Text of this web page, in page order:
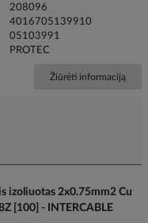
208096
4016705139910
05103991
PROTEC
Žiūrėti informaciją
izoliuotas 2x0.75mm2 Cu
[100] - INTERCABLE